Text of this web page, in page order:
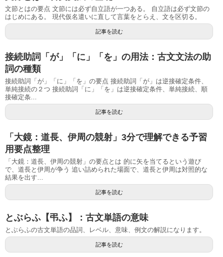
文節とはの要点 文節には必ず自立語が一つある。 自立語は必ず文節の
はじめにある。 現代仮名遣いに直して言葉をとらえ、文を区切る。
記事を読む
接続助詞「が」「に」「を」の用法：古文文法の助
詞の種類
接続助詞「が」「に」「を」の要点 接続助詞「が」は逆接確定条件、
単純接続の２つ 接続助詞「に」「を」は逆接確定条件、単純接続、順
接確定条...
記事を読む
「大鏡：道長、伊周の競射」3分で理解できる予習
用要点整理
「大鏡：道長、伊周の競射」の要点とは 的に矢を当てるという遊び
で、道長と伊周が争う 追い詰められた場面で、道長と伊周は対照的な
結果を出す...
記事を読む
とぶらふ【弔ふ】：古文単語の意味
とぶらふの古文単語の品詞、レベル、意味、例文の解説になります。
記事を読む